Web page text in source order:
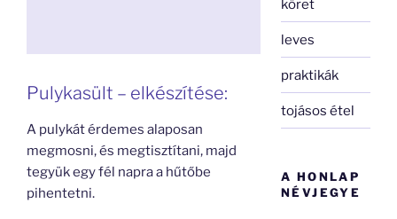
Pulykasült – elkészítése:
A pulykát érdemes alaposan
megmosni, és megtisztítani, majd
tegyük egy fél napra a hűtőbe
pihentetni.
köret
leves
praktikák
tojásos étel
A HONLAP
NÉVJEGYE